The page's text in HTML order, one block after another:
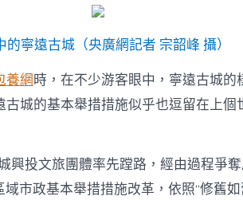
的寧遠古城（央廣網記者 宗韶峰 攝）
養網時，在不少游客眼中，寧遠古城的
城的基本舉措措施似乎也逗留在上個
興投文旅團體率先蹚路，經由過程爭
市政基本舉措措施改革，依照“修舊